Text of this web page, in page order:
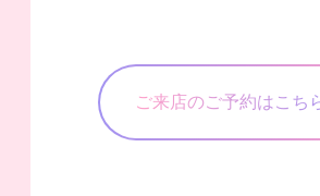
ご来店のご予約はこち